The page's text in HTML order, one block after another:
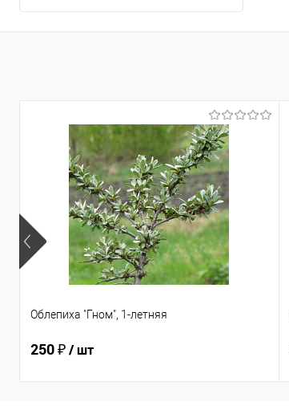
Облепиха "Гном", 1-летняя
250 ₽/ шт